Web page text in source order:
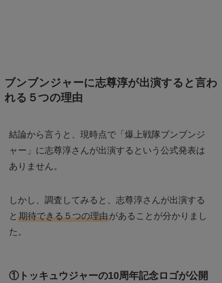
ブンブンジャーに志尊淳が出演すると言わ
れる５つの理由
結論から言うと、現時点で「爆上戦隊ブンブンジ
ャー」に志尊淳さんが出演するという公式発表は
ありません。
しかし、調査してみると、志尊淳さんが出演する
と 期待できる５つの理由があることが分かりまし
た。
①トッキュウジャーの10周年記念ロゴが公開